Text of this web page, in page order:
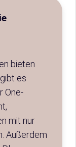
bieten
es
One-
mit nur
Außerdem